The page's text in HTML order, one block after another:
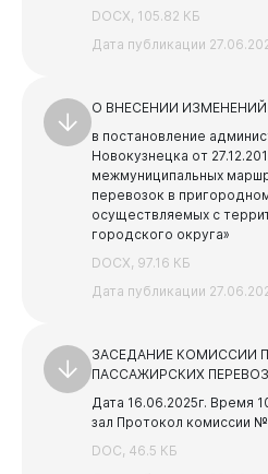
Новокузнецк
Администрация
Опека и попечительство
Нормативно-правовые акты
Уборка и вывоз снега
Прогноз погоды
Информация от Южно-
управления
Информация о пунктах
Жилищно-коммунальное
Жилищно-коммунальное
Формирование комфортной
График проведения
тепловых сетей
Газоснабжение
Обращение с ТКО
Ремонт дорог и гарантийные
Оперштаб по транспорту
Уведомления о брошенных
Информация о перемещенных
DOCX, 105.82 КБ
Дата публикации
О ВНЕСЕНИИ ИЗМЕНЕНИЙ
в постановление
Новокузнецка от
межмуниципальных
перевозок в
осуществляемых с
городского округа»
DOCX, 97.16 КБ
Дата публикации
ЗАСЕДАНИЕ КОМИССИИ
ПАССАЖИРСКИХ
Дата 16.06.2025г. Время
зал Протокол комиссии
DOC, 46.5 КБ